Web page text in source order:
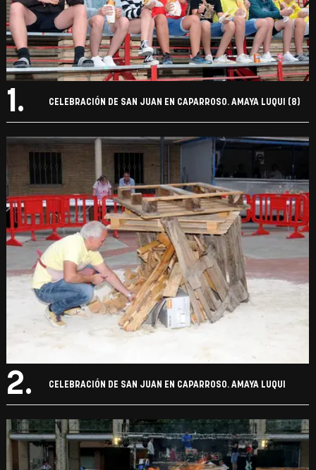
1. CELEBRACIÓN DE SAN JUAN EN CAPARROSO. AMAYA LUQUI (8)
2. CELEBRACIÓN DE SAN JUAN EN CAPARROSO. AMAYA LUQUI